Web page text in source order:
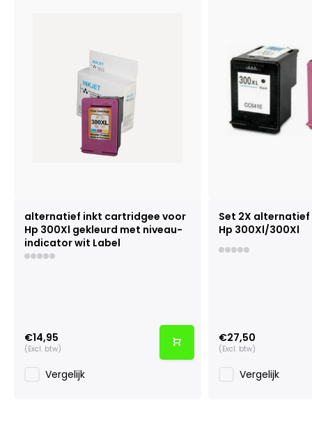
alternatief inkt cartridgee voor
Hp 300Xl gekleurd met niveau-
indicator wit Label
€14,95
(Excl. btw)
Vergelijk
Set 2X
Hp 300Xl/300Xl
€27,50
(Excl. btw)
Vergelijk